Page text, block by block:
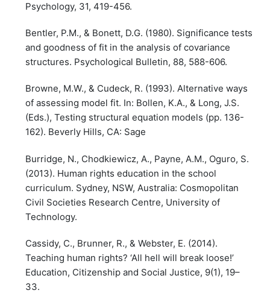
Psychology, 31, 419-456.
Bentler, P.M., & Bonett, D.G. (1980). Significance tests
and goodness of fit in the analysis of covariance
structures. Psychological Bulletin, 88, 588-606.
Browne, M.W., & Cudeck, R. (1993). Alternative ways
of assessing model fit. In: Bollen, K.A., & Long, J.S.
(Eds.), Testing structural equation models (pp. 136-
162). Beverly Hills, CA: Sage
Burridge, N., Chodkiewicz, A., Payne, A.M., Oguro, S.
(2013). Human rights education in the school
curriculum. Sydney, NSW, Australia: Cosmopolitan
Civil Societies Research Centre, University of
Technology.
Cassidy, C., Brunner, R., & Webster, E. (2014).
Teaching human rights? ‘All hell will break loose!’
Education, Citizenship and Social Justice, 9(1), 19–
33.